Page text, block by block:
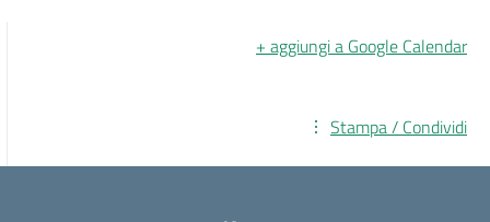
+ aggiungi a Google Calendar
Stampa / Condividi